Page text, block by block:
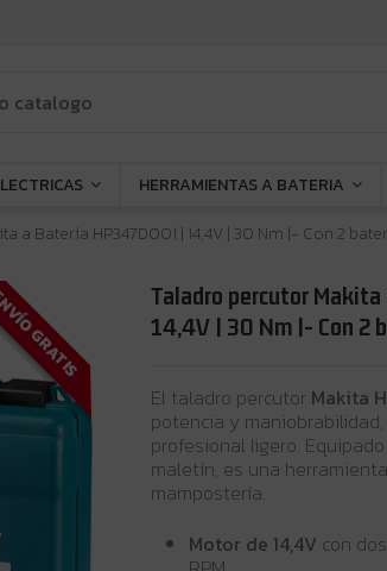
HERRAMIENTAS A BATERIA
a Batería HP347D001 | 14,4V | 30 Nm |- Con 2
GRATIS
Taladro percutor
14,4V | 30 Nm |- Con 2
El taladro percutor Makita
potencia y
profesional ligero.
maletín, es una
mampostería.
Motor de 14,4V con